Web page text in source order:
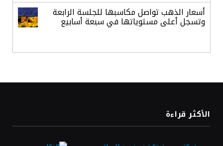
أسعار الذهب تواصل مكاسبها للجلسة الرابعة
وتسجل أعلى مستوياتها في سبعة أسابيع
«طيران الرياض» يدشن أولى رحلاته إلى مومباي
ويضيف الوجهة التشغيلية الثامنة
الأكثر قراءة